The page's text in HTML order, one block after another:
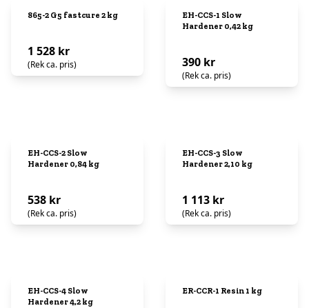
865-2 G5 fastcure 2 kg
1 528 kr
(Rek ca. pris)
EH-CCS-1 Slow
Hardener 0,42 kg
390 kr
(Rek ca. pris)
EH-CCS-2 Slow
Hardener 0,84 kg
538 kr
(Rek ca. pris)
EH-CCS-3 Slow
Hardener 2,10 kg
1 113 kr
(Rek ca. pris)
EH-CCS-4 Slow
Hardener 4,2 kg
ER-CCR-1 Resin 1 kg